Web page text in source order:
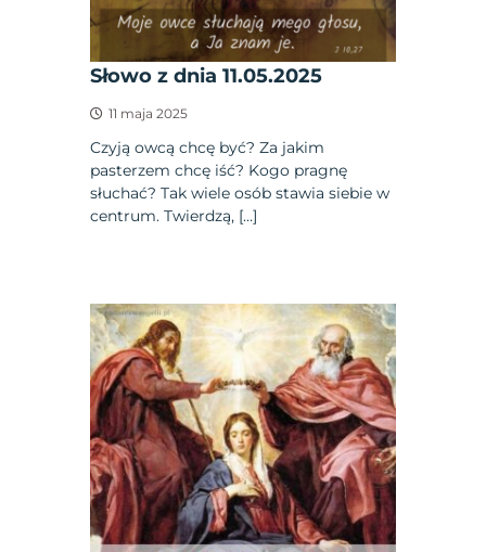
Słowo z dnia 11.05.2025
11 maja 2025
Czyją owcą chcę być? Za jakim
pasterzem chcę iść? Kogo pragnę
słuchać? Tak wiele osób stawia siebie w
centrum. Twierdzą, […]